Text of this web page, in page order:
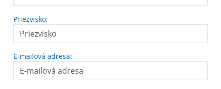
Priezvisko:
E-mailová adresa: